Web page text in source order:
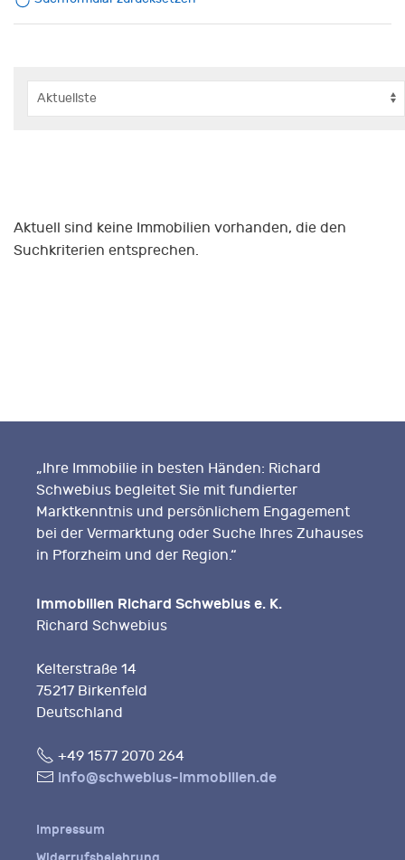
Aktuell sind keine Immobilien vorhanden, die den
Suchkriterien entsprechen.
„Ihre Immobilie in besten Händen: Richard
Schwebius begleitet Sie mit fundierter
Marktkenntnis und persönlichem Engagement
bei der Vermarktung oder Suche Ihres Zuhauses
in Pforzheim und der Region.“
Immobilien Richard Schwebius e. K.
Richard Schwebius
Kelterstraße 14
75217 Birkenfeld
Deutschland
Fon+49 1577 2070 264
E- info@schwebius-immobilien.de
Impressum